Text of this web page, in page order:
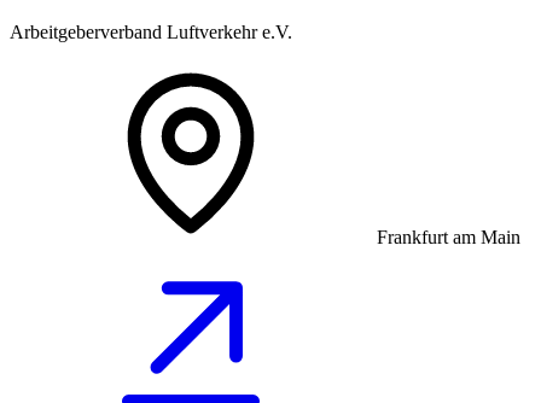
Arbeitgeberverband Luftverkehr e.V.
Frankfurt am Main